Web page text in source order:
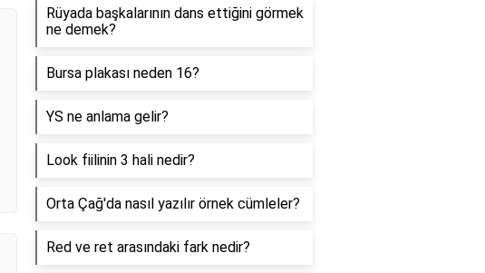
Rüyada başkalarının dans ettiğini görmek
ne demek?
Bursa plakası neden 16?
YS ne anlama gelir?
Look fiilinin 3 hali nedir?
Orta Çağ'da nasıl yazılır örnek cümleler?
Red ve ret arasındaki fark nedir?